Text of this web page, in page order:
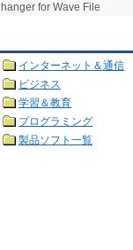
for Wave File
インターネット＆通信
ビジネス
学習＆教育
プログラミング
製品ソフト一覧